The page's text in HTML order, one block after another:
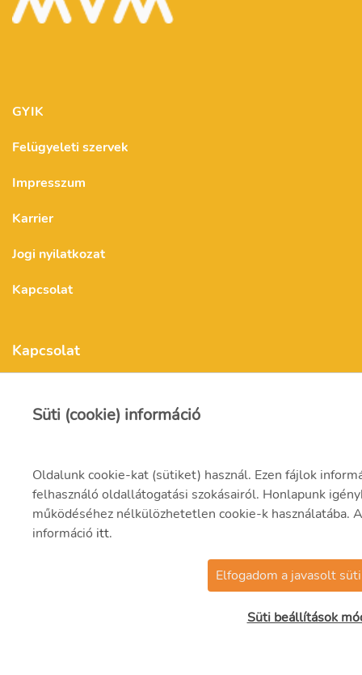
GYIK
Felügyeleti szervek
Impresszum
Karrier
Jogi nyilatkozat
Kapcsolat
Kapcsolat
mvmonenergy@mvm.hu
+ 36 20 597 0000
Süti (cookie) információ
Oldalunk cookie-kat (sütiket) használ. Ezen fájlok
felhasználó oldallátogatási szokásairól. Honlapunk
működéséhez nélkülözhetetlen cookie-k használatába.
információ itt.
Elfogadom a javasolt
Süti beállítások